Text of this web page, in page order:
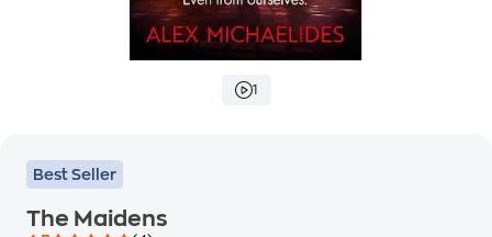
1
Best Seller
The Maidens